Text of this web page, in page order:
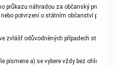
průkazu náhradou za občanský průkaz,
potvrzení o státním občanství pro
zvlášť odůvodněných případech
písmene a) se vybere vždy bez ohledu